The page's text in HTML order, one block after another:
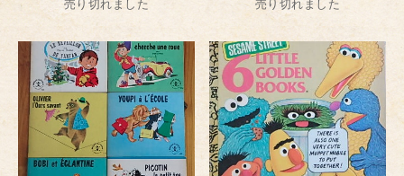
売り切れました 売り切れました